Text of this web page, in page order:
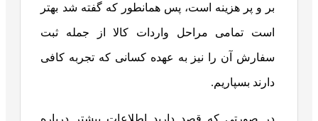
بر و پر هزینه است، پس همانطور که گفته شد بهتر
است تمامی مراحل واردات کالا از جمله ثبت
سفارش آن را نیز به عهده کسانی که تجربه کافی
دارند بسپاریم.
در صورتی که قصد دارید اطلاعات بیشتر درباره